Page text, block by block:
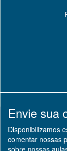
Envie sua
Disponibilizamos
comentar nossas
sobre nossas